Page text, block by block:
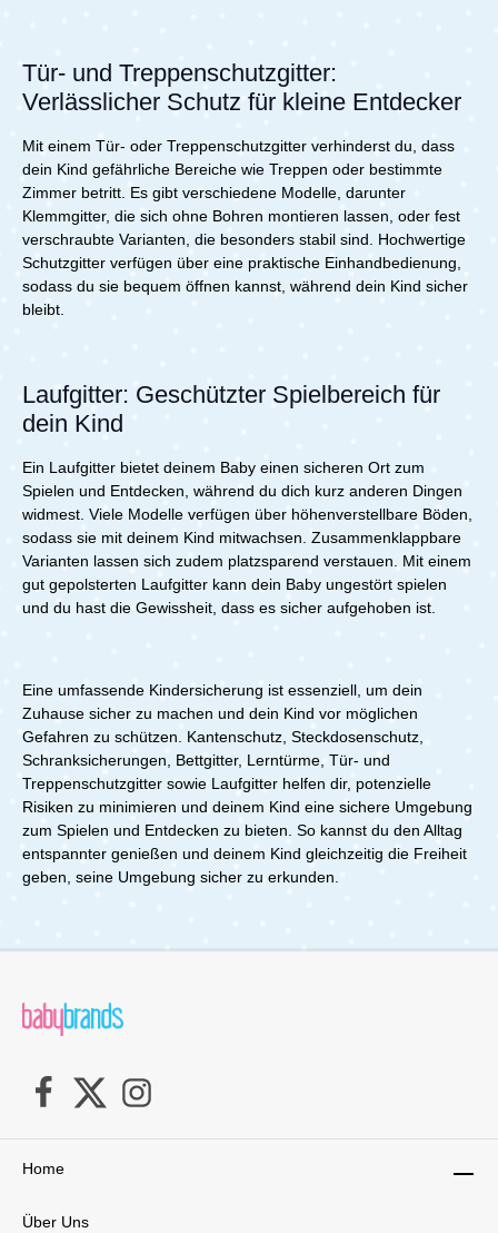
Tür- und Treppenschutzgitter:
Verlässlicher Schutz für kleine Entdecker
Mit einem Tür- oder Treppenschutzgitter verhinderst du, dass
dein Kind gefährliche Bereiche wie Treppen oder bestimmte
Zimmer betritt. Es gibt verschiedene Modelle, darunter
Klemmgitter, die sich ohne Bohren montieren lassen, oder fest
verschraubte Varianten, die besonders stabil sind. Hochwertige
Schutzgitter verfügen über eine praktische Einhandbedienung,
sodass du sie bequem öffnen kannst, während dein Kind sicher
bleibt.
Laufgitter: Geschützter Spielbereich für
dein Kind
Ein Laufgitter bietet deinem Baby einen sicheren Ort zum
Spielen und Entdecken, während du dich kurz anderen Dingen
widmest. Viele Modelle verfügen über höhenverstellbare Böden,
sodass sie mit deinem Kind mitwachsen. Zusammenklappbare
Varianten lassen sich zudem platzsparend verstauen. Mit einem
gut gepolsterten Laufgitter kann dein Baby ungestört spielen
und du hast die Gewissheit, dass es sicher aufgehoben ist.
Eine umfassende Kindersicherung ist essenziell, um dein
Zuhause sicher zu machen und dein Kind vor möglichen
Gefahren zu schützen. Kantenschutz, Steckdosenschutz,
Schranksicherungen, Bettgitter, Lerntürme, Tür- und
Treppenschutzgitter sowie Laufgitter helfen dir, potenzielle
Risiken zu minimieren und deinem Kind eine sichere Umgebung
zum Spielen und Entdecken zu bieten. So kannst du den Alltag
entspannter genießen und deinem Kind gleichzeitig die Freiheit
geben, seine Umgebung sicher zu erkunden.
Home
Über Uns